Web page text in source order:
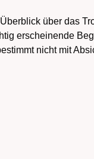
über das
erscheinende
nicht mit